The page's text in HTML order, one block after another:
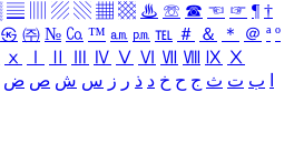
▤ ▨ ▧ ▦ ▩ ♨ ☏ ☎ ☜ ☞ ¶ †
㉿ ㈜ № ㏇ ™ ㏂ ㏘ ℡ ＃ ＆ ＊ ＠ ª º
ⅹ Ⅳ Ⅴ Ⅵ Ⅶ Ⅷ Ⅸ Ⅹ
ب ت ث ج ح خ د ذ ر ز س ش ص ض